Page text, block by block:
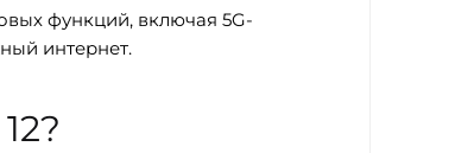
функций, включая 5G-
интернет.